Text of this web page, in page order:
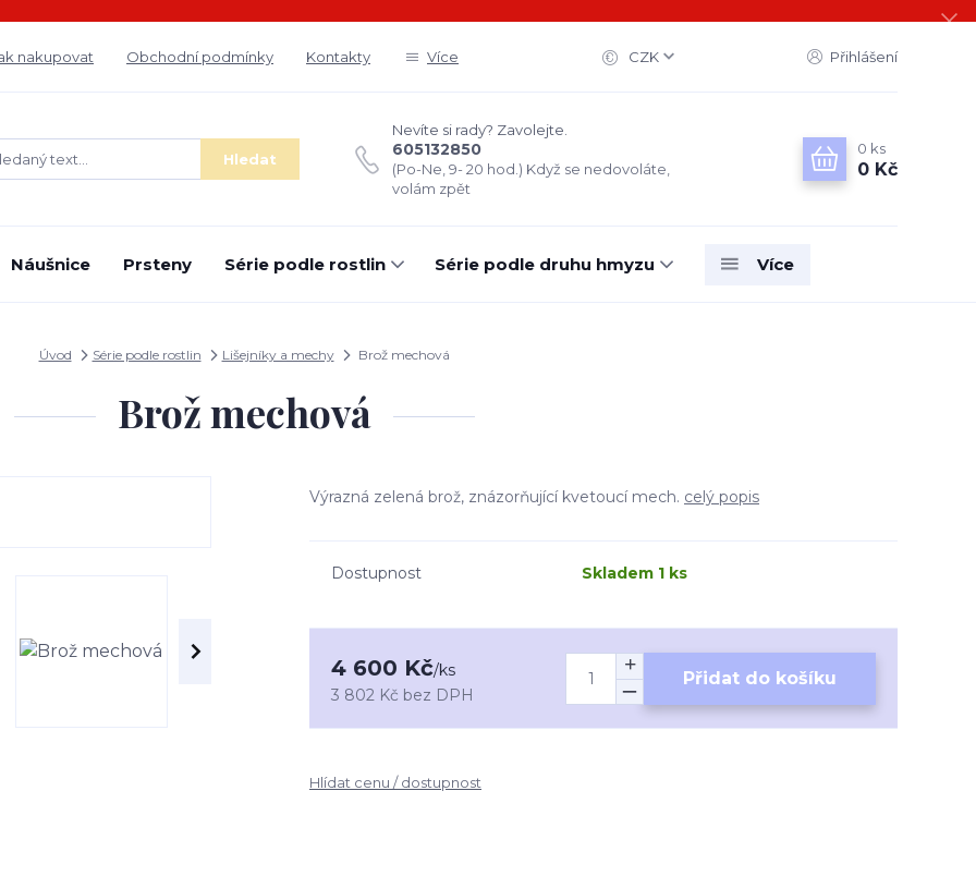
nakupovat Obchodní podmínky Kontakty Více CZK Přihlášení
Hledat
Nevíte si rady? Zavolejte.
605132850
(Po-Ne, 9- 20 hod.) Když se nedovoláte,
volám zpět
0 ks
0 Kč
Náušnice Prsteny Série podle rostlin Série podle druhu hmyzu Více
Úvod Série podle rostlin Lišejníky a mechy Brož mechová
Brož mechová
Výrazná zelená brož, znázorňující kvetoucí mech. celý popis
Dostupnost Skladem 1 ks
4 600 Kč/ks
3 802 Kč bez DPH
Přidat do košíku
Hlídat cenu / dostupnost